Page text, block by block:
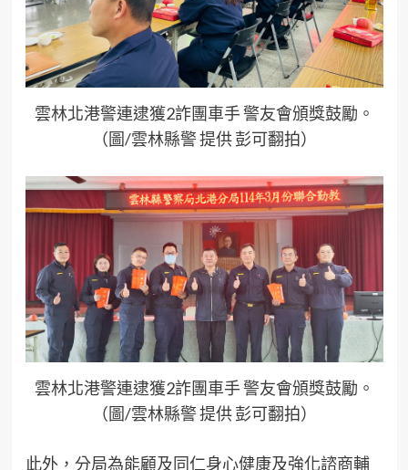
雲林北港警連逮獲2詐團車手 警友會頒獎鼓勵。
（圖/雲林縣警 提供 彭可翻拍）
雲林北港警連逮獲2詐團車手 警友會頒獎鼓勵。
（圖/雲林縣警 提供 彭可翻拍）
此外，分局為能顧及同仁身心健康及強化諮商輔